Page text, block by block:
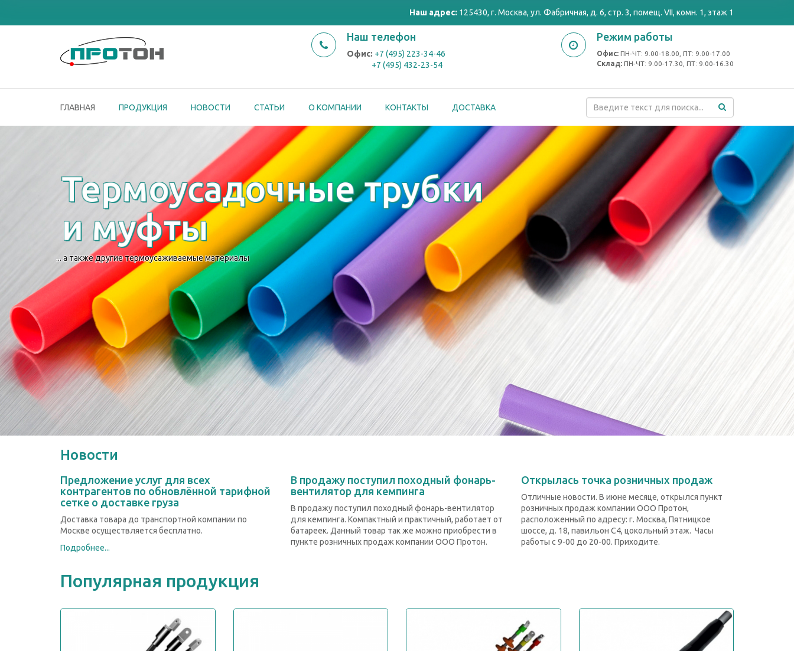
Наш адрес: 125430, г. Москва, ул. Фабричная, д. 6, стр. 3, помещ. VII, комн. 1, этаж 1
Наш телефон
Офис: +7 (495) 223-34-46
+7 (495) 432-23-54
Режим работы
Офис: ПН-ЧТ: 9.00-18.00, ПТ: 9.00-17.00
Cклад: ПН-ЧТ: 9.00-17.30, ПТ: 9.00-16.30
ГЛАВНАЯ ПРОДУКЦИЯ НОВОСТИ СТАТЬИ О КОМПАНИИ КОНТАКТЫ ДОСТАВКА
Термоусадочные трубки
и муфты
... а также другие термоусаживаемые материалы
Новости
Предложение услуг для всех
контрагентов по обновлённой тарифной
сетке о доставке груза
Доставка товара до транспортной компании по
Москве осуществляется бесплатно.
Подробнее...
В продажу поступил походный фонарь-
вентилятор для кемпинга
В продажу поступил походный фонарь-вентилятор
для кемпинга. Компактный и практичный, работает от
батареек. Данный товар так же можно приобрести в
пункте розничных продаж компании ООО Протон.
Открылась точка розничных продаж
Отличные новости. В июне месяце, открылся пункт
розничных продаж компании ООО Протон,
расположенный по адресу: г. Москва, Пятницкое
шоссе, д. 18, павильон С4, цокольный этаж. Часы
работы с 9-00 до 20-00. Приходите.
Популярная продукция